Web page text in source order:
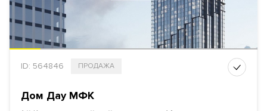
ID: 564846 ПРОДАЖА
Дом Дау МФК